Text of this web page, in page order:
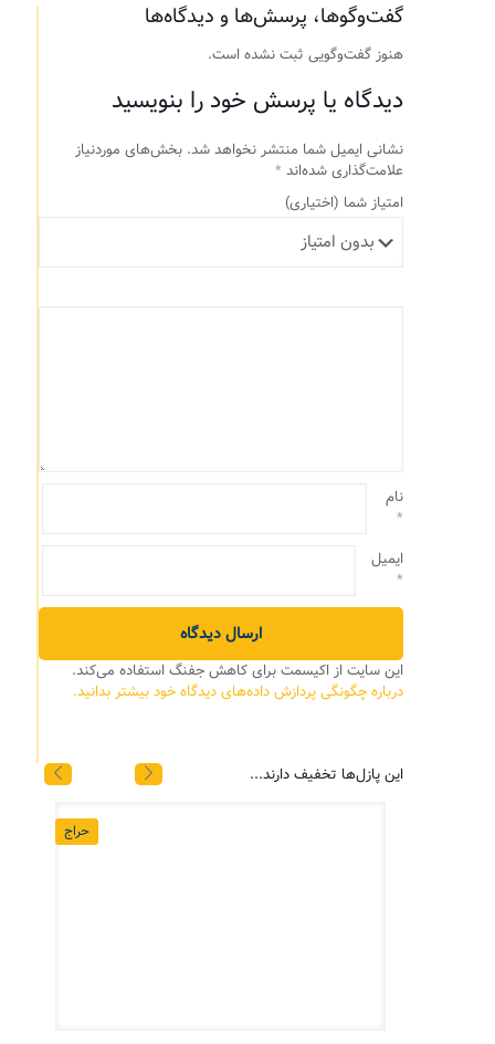
گفت‌وگوها، پرسش‌ها و دیدگاه‌ها
هنوز گفت‌وگویی ثبت نشده است.
دیدگاه یا پرسش خود را بنویسید
نشانی ایمیل شما منتشر نخواهد شد. بخش‌های موردنیاز
علامت‌گذاری شده‌اند *
امتیاز شما (اختیاری)
نام
*
ایمیل
*
این سایت از اکیسمت برای کاهش جفنگ استفاده می‌کند.
درباره چگونگی پردازش داده‌های دیدگاه خود بیشتر بدانید.
این پازل‌ها تخفیف دارند...
حراج